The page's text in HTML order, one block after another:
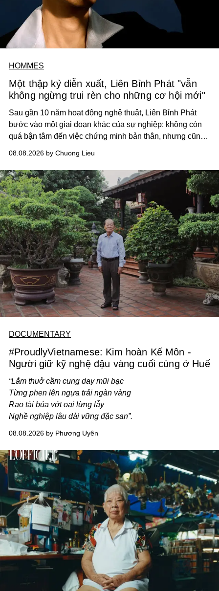
HOMMES
Một thập kỷ diễn xuất, Liên Bỉnh Phát "vẫn
không ngừng trui rèn cho những cơ hội mới"
Sau gần 10 năm hoạt động nghệ thuật, Liên Bỉnh Phát
bước vào một giai đoạn khác của sự nghiệp: không còn
quá bận tâm đến việc chứng minh bản thân, nhưng cũng
phim điện ảnh trong nửa đầu 2026 đến hành trình trở lại
vớiRunning Man Vietnam, nam diễn viên nhìn công việc
bằng một tâm thế điềm tĩnh hơn. Anh tiếp tục học hỏi, trau
dồi và chờ đợi những vai diễn đủ sức đưa mình đến
những vùng đất mới. Ở tuổi ngoài 30, điều anh theo đuổi
không phải những đích đến quá lớn, mà là khả năng luôn
tiến về phía trước.
08.08.2026 by Chuong Lieu
DOCUMENTARY
#ProudlyVietnamese: Kim hoàn Kế Môn -
Người giữ kỹ nghệ đậu vàng cuối cùng ở Huế
“Lắm thuở cầm cung day mũi bạc
Từng phen lên ngựa trải ngàn vàng
Rao tài bủa vớt oai lừng lẫy
Nghề nghiệp lâu dài vững đặc san”.
08.08.2026 by Phương Uyên